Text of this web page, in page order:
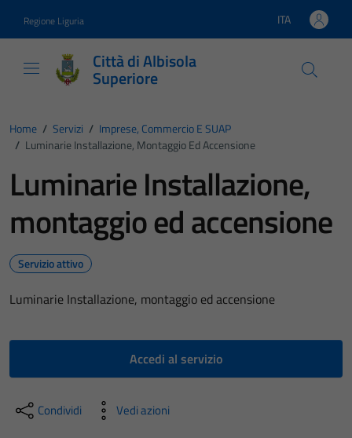
Regione Liguria Lingua attiva:
ITA
Città di Albisola
Superiore
Home / Servizi / Imprese, Commercio E SUAP
/ Luminarie Installazione, Montaggio Ed Accensione
Luminarie Installazione,
montaggio ed accensione
Servizio attivo
Luminarie Installazione, montaggio ed accensione
Accedi al servizio
Condividi Vedi azioni